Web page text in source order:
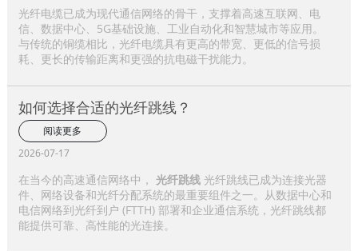
光纤电缆已成为现代通信网络的骨干，支撑着高速互联网、电
信、数据中心、5G基础设施、工业自动化和智慧城市等应用。
与传统的铜缆相比，光纤电缆具有更高的带宽、更低的信号损
耗、更长的传输距离和更强的抗电磁干扰能力。
如何选择合适的光纤跳线？
阅读更多
2026-07-17
在当今的高速通信网络中， 光纤跳线光纤跳线已成为连接光器
件、网络设备和光纤分配系统的最重要组件之一。从数据中心和
电信网络到光纤到户 (FTTH) 部署和企业通信系统，光纤跳线都
能提供可靠、高性能的光连接。